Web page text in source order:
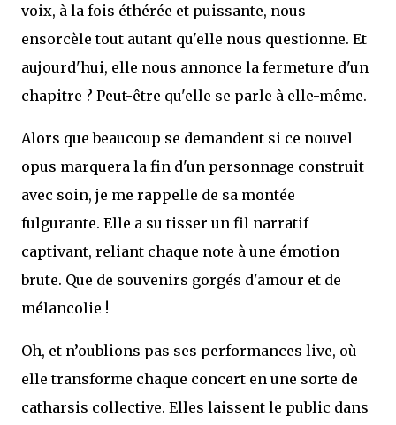
voix, à la fois éthérée et puissante, nous
ensorcèle tout autant qu'elle nous questionne. Et
aujourd'hui, elle nous annonce la fermeture d'un
chapitre ? Peut-être qu'elle se parle à elle-même.
Alors que beaucoup se demandent si ce nouvel
opus marquera la fin d'un personnage construit
avec soin, je me rappelle de sa montée
fulgurante. Elle a su tisser un fil narratif
captivant, reliant chaque note à une émotion
brute. Que de souvenirs gorgés d'amour et de
mélancolie !
Oh, et n’oublions pas ses performances live, où
elle transforme chaque concert en une sorte de
catharsis collective. Elles laissent le public dans